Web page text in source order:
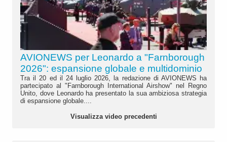
AVIONEWS per Leonardo a "Farnborough
2026": espansione globale e multidominio
Tra il 20 ed il 24 luglio 2026, la redazione di AVIONEWS ha
partecipato al "Farnborough International Airshow" nel Regno
Unito, dove Leonardo ha presentato la sua ambiziosa strategia
di espansione globale....
Visualizza video precedenti